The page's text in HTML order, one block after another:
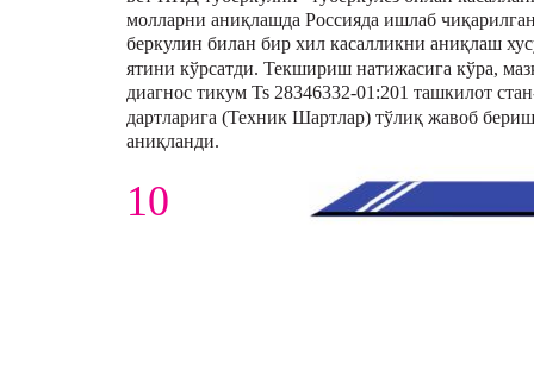
10
молларни аниқлашда Россияда ишлаб
беркулин билан бир хил касалликни аниқлаш
ятини кўрсатди. Текшириш натижасига кўра,
диагнос тикум Ts 28346332-01:201 ташкилот
дартларига (Техник Шартлар) тўлиқ жавоб
аниқланди.